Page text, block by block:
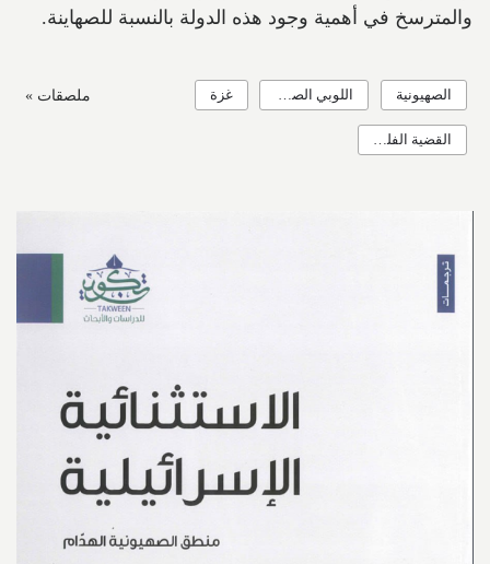
والمترسخ في أهمية وجود هذه الدولة بالنسبة للصهاينة.
ملصقات » الصهيونية اللوبي الصهيوني غزة
القضية الفلسطينية